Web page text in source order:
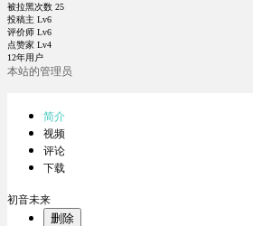
被拉黑次数 25
投稿主 Lv6
评价师 Lv6
点赞家 Lv4
12年用户
本站的管理员
简介
视频
评论
下载
初音未来
删除